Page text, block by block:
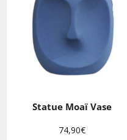
Statue Moaï Vase
Prix
74,90€